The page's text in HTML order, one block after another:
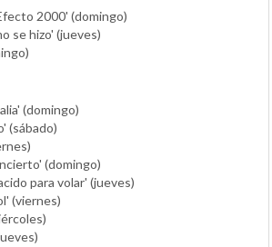
2000' (domingo)
se hizo' (jueves)
(domingo)
(sábado)
(domingo)
para volar' (jueves)
(viernes)